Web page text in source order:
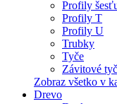
Profily
Profily T
Profily U
Trubky
Tyče
Závitové
Zobraz všetko v
Drevo